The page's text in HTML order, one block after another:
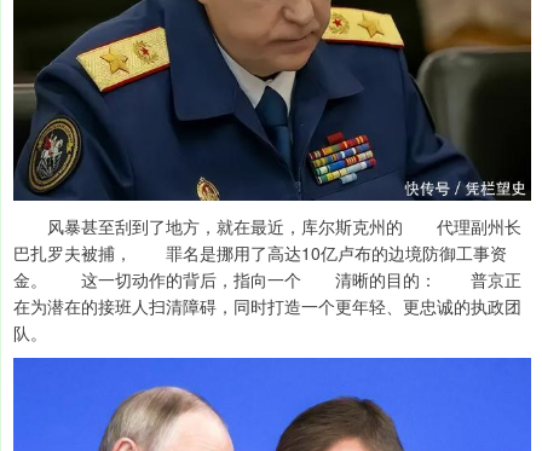
风暴甚至刮到了地方，就在最近，库尔斯克州的 代理副州长
巴扎罗夫被捕， 罪名是挪用了高达10亿卢布的边境防御工事资
金。 这一切动作的背后，指向一个 清晰的目的： 普京正
在为潜在的接班人扫清障碍，同时打造一个更年轻、更忠诚的执政团
队。